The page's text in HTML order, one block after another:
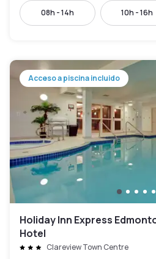
08h - 14h 10h - 16h
Acceso a piscina incluido
Holiday Inn Express
Hotel
Clareview Town Centre